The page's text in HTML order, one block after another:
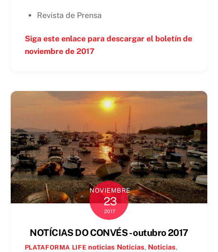
Revista de Prensa
Siga este enlace para descargar el boletín de
noviembre de 2017
NOVIEMBRE
23
2017
NOTÍCIAS DO CONVÉS - outubro 2017
PLATAFORMA LIFE noticias Noticias, Noticias,